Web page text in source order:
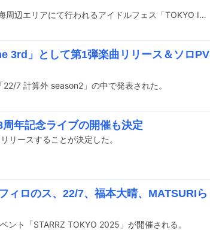
7月31日から8月2日までの3日間、東京・お台場青海周辺エリアにて行われるアイドルフェス「TOKYO IDOL FESTIVAL 2026 supported by にしたんクリニック」の出演アーティスト第5弾が発表された。
3rd」として第1弾楽曲リリース＆ソロPV
7 計算外 season2」の中で発表された。
年記念ライブの開催も決定
リースすることが決定した。
ィロのス、22/7、福本大晴、MATSURIら
ト「STARRZ TOKYO 2025」が開催される。